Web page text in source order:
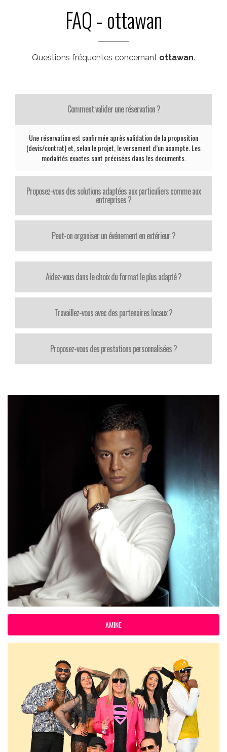
FAQ - ottawan
Questions fréquentes concernant ottawan.
Comment valider une réservation ?
Une réservation est confirmée après validation de la proposition
(devis/contrat) et, selon le projet, le versement d’un acompte. Les
modalités exactes sont précisées dans les documents.
Proposez-vous des solutions adaptées aux particuliers comme aux
entreprises ?
Peut-on organiser un événement en extérieur ?
Aidez-vous dans le choix du format le plus adapté ?
Travaillez-vous avec des partenaires locaux ?
Proposez-vous des prestations personnalisées ?
AMINE